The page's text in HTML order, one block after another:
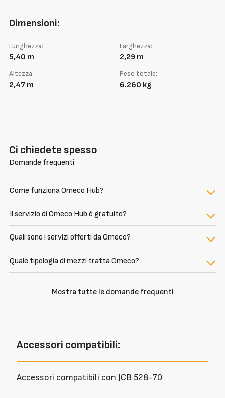
Dimensioni:
Lunghezza:
5,40 m
Larghezza:
2,29 m
Altezza:
2,47 m
Peso totale:
6.260 kg
Ci chiedete spesso
Domande frequenti
Come funziona Omeco Hub?
Il servizio di Omeco Hub è gratuito?
Quali sono i servizi offerti da Omeco?
Quale tipologia di mezzi tratta Omeco?
Mostra tutte le domande frequenti
Accessori compatibili:
Accessori compatibili con JCB 528-70